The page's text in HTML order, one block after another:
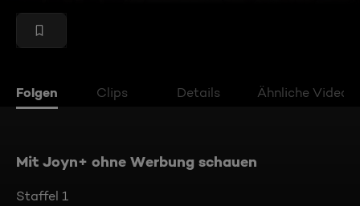
Folgen Clips Details Ähnliche Videos
Mit Joyn+ ohne Werbung schauen
Staffel 1